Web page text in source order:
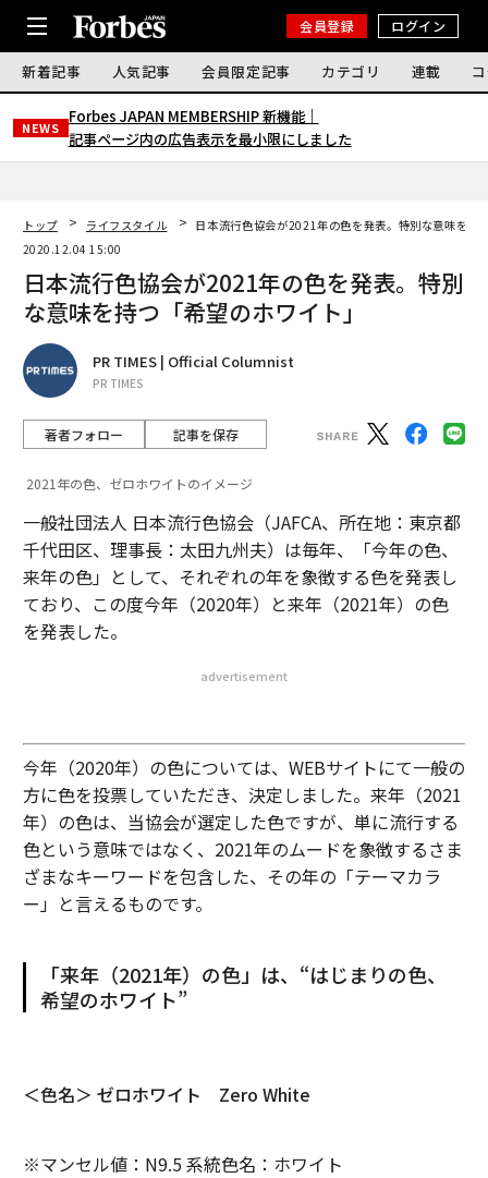
会員登録 ログイン
新着記事 人気記事 会員限定記事 カテゴリ 連載
NEWS
Forbes JAPAN MEMBERSHIP 新機能｜
記事ページ内の広告表示を最小限にしました
トップ ライフスタイル
日本流行色協会が2021年の色を発表。特別な意味を持
2020.12.04 15:00
日本流行色協会が2021年の色を発表。特別
な意味を持つ「希望のホワイト」
PR TIMES | Official Columnist
PR TIMES
著者フォロー 記事を保存
2021年の色、ゼロホワイトのイメージ
一般社団法人 日本流行色協会（JAFCA、所在地：東京都
千代田区、理事長：太田九州夫）は毎年、「今年の色、
来年の色」として、それぞれの年を象徴する色を発表し
ており、この度今年（2020年）と来年（2021年）の色
を発表した。
advertisement
今年（2020年）の色については、WEBサイトにて一般の
方に色を投票していただき、決定しました。来年（2021
年）の色は、当協会が選定した色ですが、単に流行する
色という意味ではなく、2021年のムードを象徴するさま
ざまなキーワードを包含した、その年の「テーマカラ
ー」と言えるものです。
「来年（2021年）の色」は、“はじまりの色、
希望のホワイト”
＜色名＞ ゼロホワイト Zero White
※マンセル値：N9.5 系統色名：ホワイト